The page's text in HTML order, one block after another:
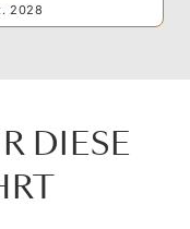
2028
DIESE